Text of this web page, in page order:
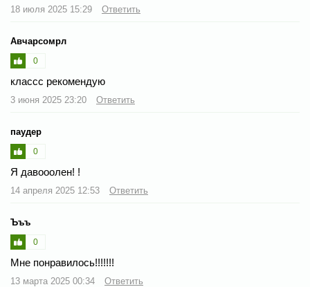
18 июля 2025 15:29 Ответить
Авчарсомрл
0
классс рекомендую
3 июня 2025 23:20 Ответить
паудер
0
Я давооолен! !
14 апреля 2025 12:53 Ответить
Ъъъ
0
Мне понравилось!!!!!!!
13 марта 2025 00:34 Ответить